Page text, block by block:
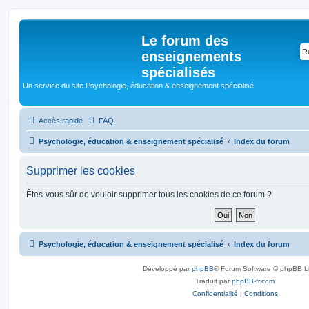
Le forum des
enseignements
spécialisés
Un service du site Psychologie, éducation & enseignement spécialisé
Accès rapide FAQ
Psychologie, éducation & enseignement spécialisé Index du forum
Supprimer les cookies
Êtes-vous sûr de vouloir supprimer tous les cookies de ce forum ?
Psychologie, éducation & enseignement spécialisé Index du forum
Développé parphpBB® Forum Software © phpBB
Traduit parphpBB-fr.com
Confidentialité | Conditions